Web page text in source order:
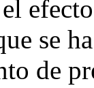
se
de